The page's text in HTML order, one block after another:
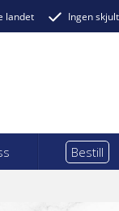
landet Ingen
Bestill